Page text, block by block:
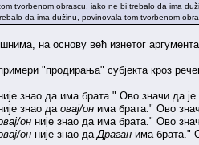
tvorbenom obrascu, iako ne bi trebalo da ima
da ima dužinu, povinovala tom tvorbenom
на основу већ изнетог
"продирања" субјекта кроз
знао да има брата." Ово значи да
знао да овај/он има брата." Ово
он није знао да има брата." Ово
он није знао да Драган има брата."